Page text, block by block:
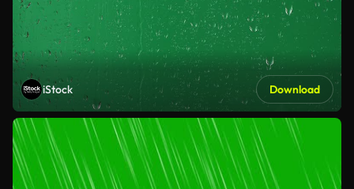
iStock Download